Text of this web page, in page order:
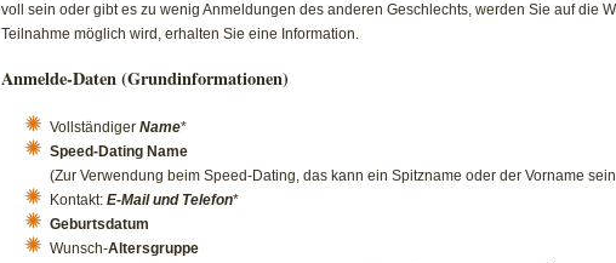
voll sein oder gibt es zu wenig Anmeldungen des anderen Geschlechts, werden Sie auf die
Teilnahme möglich wird, erhalten Sie eine Information.
Anmelde-Daten (Grundinformationen)
Vollständiger Name*
Speed-Dating Name
(Zur Verwendung beim Speed-Dating, das kann ein Spitzname oder der Vorname
Kontakt: E-Mail und Telefon*
Geburtsdatum
Wunsch-Altersgruppe